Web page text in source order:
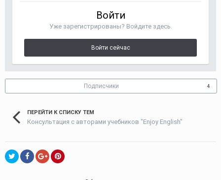
Войти
Уже зарегистрированы? Войдите здесь.
Войти сейчас
Подписчики 4
ПЕРЕЙТИ К СПИСКУ ТЕМ
Консультация с авторами учебников "Enjoy English"